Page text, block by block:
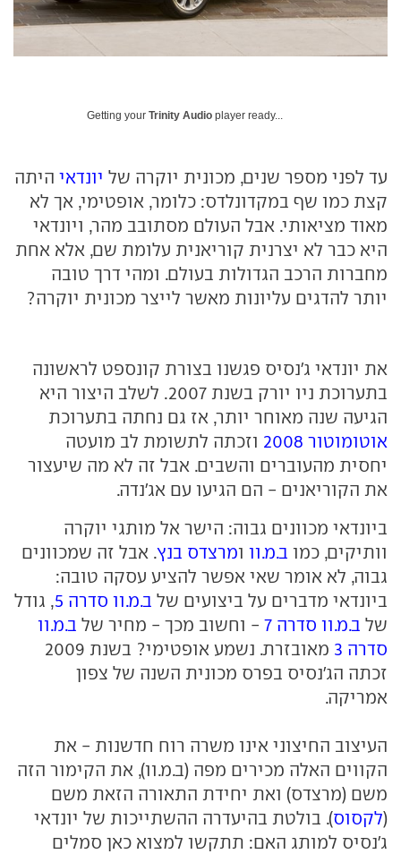
Getting your Trinity Audio player ready...
עד לפני מספר שנים, מכונית יוקרה של יונדאי היתה
קצת כמו שף במקדונלדס: כלומר, אופטימי, אך לא
מאוד מציאותי. אבל העולם מסתובב מהר, ויונדאי
היא כבר לא יצרנית קוריאנית עלומת שם, אלא אחת
מחברות הרכב הגדולות בעולם. ומהי דרך טובה
יותר להדגים עליונות מאשר לייצר מכונית יוקרה?
את יונדאי ג'נסיס פגשנו בצורת קונספט לראשונה
בתערוכת ניו יורק בשנת 2007. לשלב היצור היא
הגיעה שנה מאוחר יותר, אז גם נחתה בתערוכת
אוטומוטור 2008
וזכתה לתשומת לב מועטה
יחסית מהעוברים והשבים. אבל זה לא מה שיעצור
את הקוריאנים - הם הגיעו עם אג'נדה.
ביונדאי מכוונים גבוה: הישר אל מותגי יוקרה
וותיקים, כמו ב.מ.וו ומרצדס בנץ. אבל זה שמכוונים
גבוה, לא אומר שאי אפשר להציע עסקה טובה:
ביונדאי מדברים על ביצועים של ב.מ.וו סדרה 5
, גודל
של ב.מ.וו סדרה 7 - וחשוב מכך - מחיר של ב.מ.וו
סדרה 3
מאובזרת. נשמע אופטימי? בשנת 2009
זכתה הג'נסיס בפרס מכונית השנה של צפון
אמריקה.
העיצוב החיצוני אינו משרה רוח חדשנות - את
הקווים האלה מכירים מפה (ב.מ.וו), את הקימור הזה
משם (מרצדס) ואת יחידת התאורה הזאת משם
(לקסוס). בולטת בהיעדרה ההשתייכות של יונדאי
ג'נסיס למותג האם: תתקשו למצוא כאן סמלים